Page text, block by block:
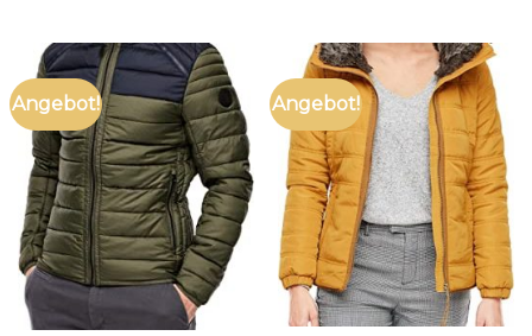
Angebot! Angebot!